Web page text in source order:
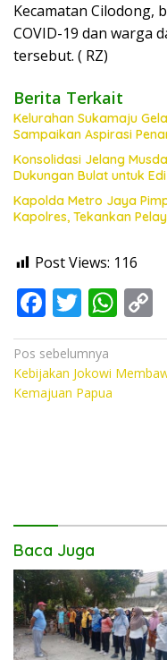
Kecamatan Cilodong,
COVID-19 dan warga
tersebut. ( RZ)
Berita Terkait
Kelurahan Sukamaju
Sampaikan Aspirasi
Konsolidasi Jelang
Dukungan Bulat untuk
Kapolda Metro Jaya
Kapolres, Tekankan
Post Views: 116
F
ac
e
b
T
w
itt
er
W
h
at
s y
Navigasi
pos
Pos sebelumnya
Kebijakan Jokowi
Kemajuan Papua
Baca Juga